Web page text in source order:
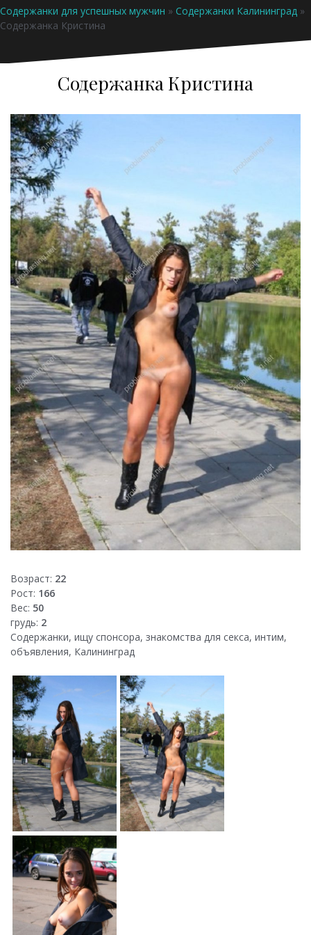
Содержанки для успешных мужчин » Содержанки Калининград »
Содержанка Кристина
Содержанка Кристина
Возраст: 22
Рост: 166
Вес: 50
грудь: 2
Содержанки, ищу спонсора, знакомства для секса, интим,
объявления, Калининград